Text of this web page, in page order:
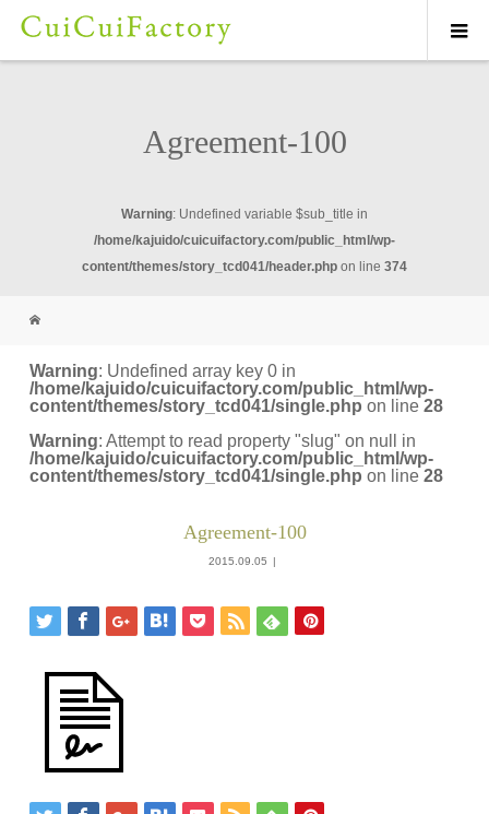
Agreement-100
Warning: Undefined variable $sub_title in
/home/kajuido/cuicuifactory.com/public_html/wp-
content/themes/story_tcd041/header.php on line 374
Warning: Undefined array key 0 in
/home/kajuido/cuicuifactory.com/public_html/wp-
content/themes/story_tcd041/single.php on line28
Warning: Attempt to read property "slug" on null in
/home/kajuido/cuicuifactory.com/public_html/wp-
content/themes/story_tcd041/single.php on line28
Agreement-100
2015.09.05